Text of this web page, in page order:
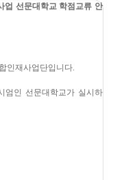
업 선문대학교 학점교류 안
인재사업단입니다.
엄인 선문대학교가 실시하